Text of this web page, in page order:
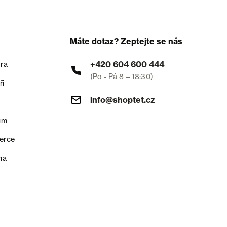
Máte dotaz? Zeptejte se nás
+420 604 600 444
(Po - Pá 8 – 18:30)
info@shoptet.cz